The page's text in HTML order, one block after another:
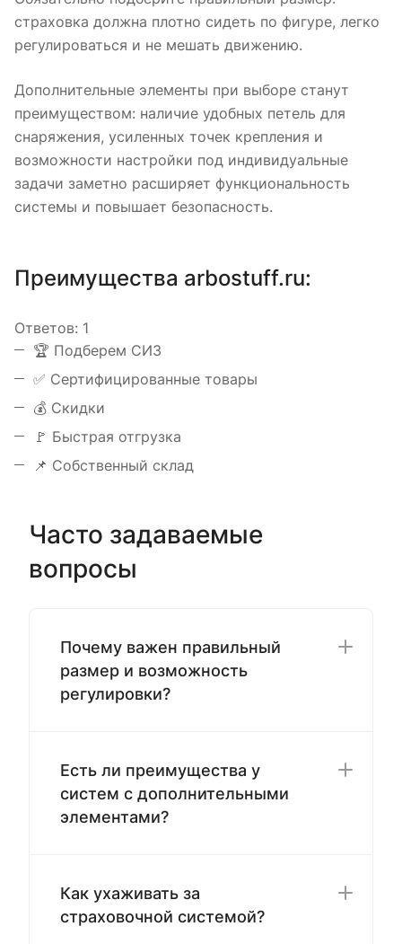
страховка должна плотно сидеть по фигуре, легко
регулироваться и не мешать движению.
Дополнительные элементы при выборе станут
преимуществом: наличие удобных петель для
снаряжения, усиленных точек крепления и
возможности настройки под индивидуальные
задачи заметно расширяет функциональность
системы и повышает безопасность.
Преимущества arbostuff.ru:
Ответов: 1
️🏆 Подберем СИЗ
✅ Сертифицированные товары
💰 Скидки
🚩 Быстрая отгрузка
📌 Собственный склад
Часто задаваемые
вопросы
Почему важен правильный
размер и возможность
регулировки?
Есть ли преимущества у
систем с дополнительными
элементами?
Как ухаживать за
страховочной системой?